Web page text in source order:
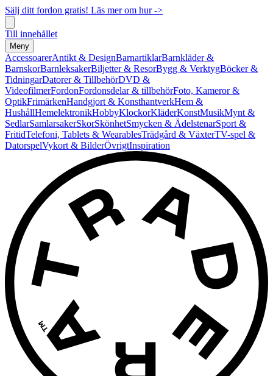
Sälj ditt fordon gratis! Läs mer om hur ->
Till innehållet
Meny
AccessoarerAntikt & DesignBarnartiklarBarnkläder &
BarnskorBarnleksakerBiljetter & ResorBygg & VerktygBöcker &
TidningarDatorer & TillbehörDVD &
VideofilmerFordonFordonsdelar & tillbehörFoto, Kameror &
OptikFrimärkenHandgjort & KonsthantverkHem &
HushållHemelektronikHobbyKlockorKläderKonstMusikMynt &
SedlarSamlarsakerSkorSkönhetSmycken & ÄdelstenarSport &
FritidTelefoni, Tablets & WearablesTrädgård & VäxterTV-spel &
DatorspelVykort & BilderÖvrigtInspiration